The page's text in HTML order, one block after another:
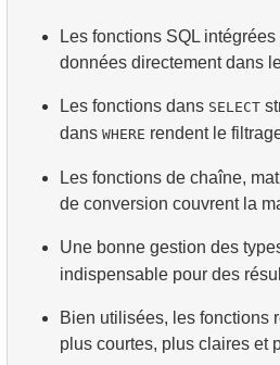
Les fonctions SQL
données directement dans
Les fonctions dans SELECT
dans WHERE rendent le
Les fonctions de chaîne,
de conversion couvrent la
Une bonne gestion des
indispensable pour des
Bien utilisées, les fonctions
plus courtes, plus claires et